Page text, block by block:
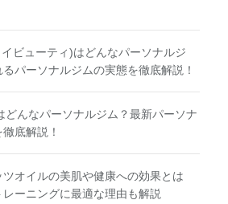
ビューティ)はどんなパーソナルジ
パーソナルジムの実態を徹底解説！
どんなパーソナルジム？最新パーソナ
底解説！
ツオイルの美肌や健康への効果とは
レーニングに最適な理由も解説